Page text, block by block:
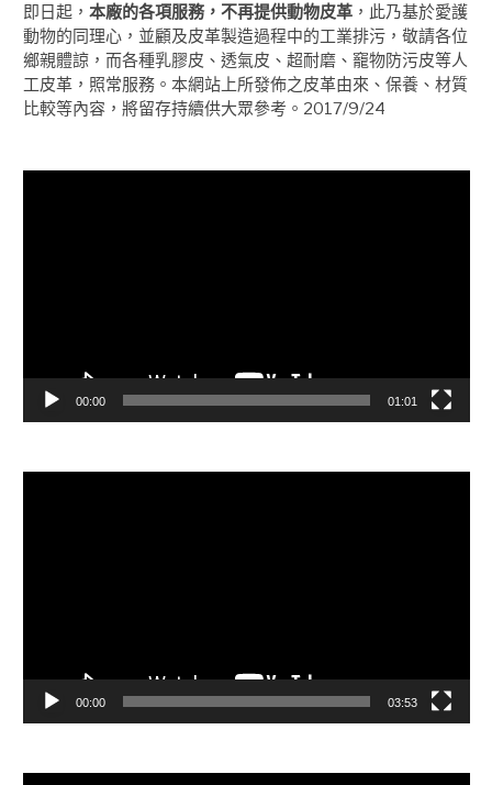
即日起， 本廠的各項服務，不再提供動物皮革 ，此乃基於愛護
動物的同理心，並顧及皮革製造過程中的工業排污，敬請各位
鄉親體諒，而各種乳膠皮、透氣皮、超耐磨、竉物防污皮等人
工皮革，照常服務。本網站上所發佈之皮革由來、保養、材質
比較等內容，將留存持續供大眾參考。2017/9/24
00:00 01:01
00:00 03:53